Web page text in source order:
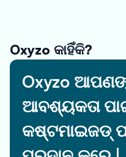
Oxyzo କାହିଁକି?
Oxyzo
ଆବଶ୍ୟକତା
କଷ୍ଟମାଇଜଡ୍